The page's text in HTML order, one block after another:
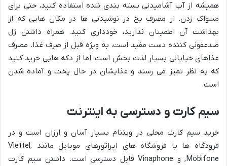
همیشه از آب آشامیدنی بسته بندی شده استفاده کنید، حتی برای
مسواک زدن. از مصرف یخ در نوشیدنی ها در مکان هایی که از
بهداشت آن اطمینان ندارید، خودداری کنید. همراه داشتن ژل
ضدعفونی کننده دست مفید است، به ویژه قبل از صرف غذا. مصرف
غذاهای خیابانی بسیار لذت بخش است، اما از دکه هایی خرید کنید
که به نظر تمیز می رسند و غذایشان در حال پخت و آماده شدن
است.
سیم کارت و دسترسی به اینترنت
خرید سیم کارت محلی در ویتنام بسیار آسان و ارزان است و در
فرودگاه ها یا فروشگاه های اپراتورهای موبایل مانند Viettel,
Mobifone, و Vinaphone قابل دسترسی است. داشتن سیم کارت